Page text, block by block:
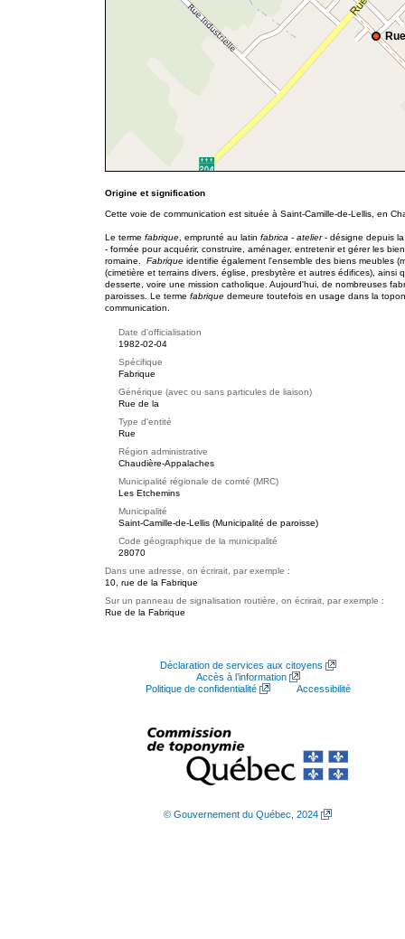
Origine et signification
Cette voie de communication est située à Saint-Camille-de-Lellis, en
Le terme fabrique , emprunté au latin fabrica - atelier- désigne depuis
- formée pour acquérir, construire, aménager, entretenir et gérer les
romaine.
Fabrique identifie également l'ensemble des biens meubles
(cimetière et terrains divers, église, presbytère et autres édifices),
desserte, voire une mission catholique. Aujourd'hui, de nombreuses
paroisses. Le terme fabrique demeure toutefois en usage dans la
communication.
Date d'officialisation
1982-02-04
Spécifique
Fabrique
Générique (avec ou sans particules de liaison)
Rue de la
Type d'entité
Rue
Région administrative
Chaudière-Appalaches
Municipalité régionale de comté (MRC)
Les Etchemins
Municipalité
Saint-Camille-de-Lellis (Municipalité de paroisse)
Code géographique de la municipalité
28070
Dans une adresse, on écrirait, par exemple :
10, rue de la Fabrique
Sur un panneau de signalisation routière, on écrirait, par exemple :
Rue de la Fabrique
Déclaration de services aux citoyens
Accès à l’information
Politique de confidentialité
Accessibilité
© Gouvernement du Québec, 2024